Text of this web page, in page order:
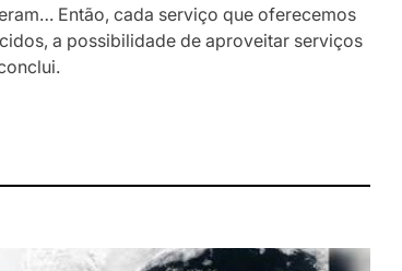
Então, cada serviço que oferecemos
a possibilidade de aproveitar serviços